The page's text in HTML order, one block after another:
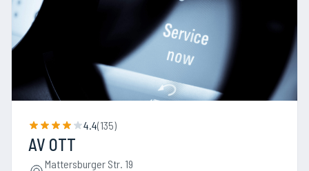
4.4(135)
AV OTT
Mattersburger Str. 19